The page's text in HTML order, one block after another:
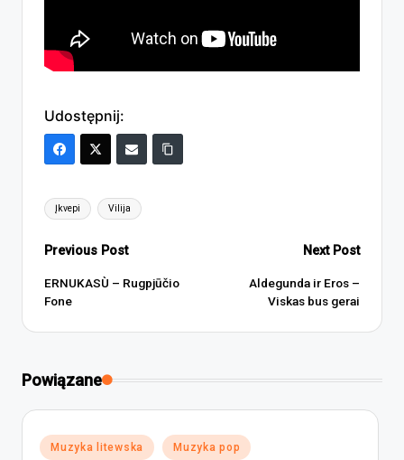
Udostępnij:
Tags:
Įkvepi Vilija
Post
navigation
Previous Post
ERNUKASÙ – Rugpjūčio
Fone
Next Post
Aldegunda ir Eros –
Viskas bus gerai
Powiązane
PostedMuzyka litewska Muzyka pop